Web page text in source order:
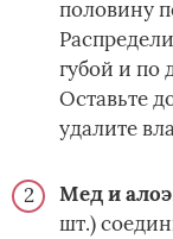
половину
губой и по
Оставьте
удалите
Мед и алоэ
шт.)